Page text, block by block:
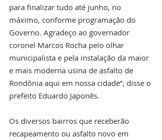
para finalizar tudo até junho, no
máximo, conforme programação do
Governo. Agradeço ao governador
coronel Marcos Rocha pelo olhar
municipalista e pela instalação da maior
e mais moderna usina de asfalto de
Rondônia aqui em nossa cidade”, disse o
prefeito Eduardo Japonês.
Os diversos bairros que receberão
recapeamento ou asfalto novo em